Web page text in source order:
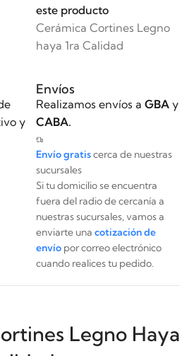
este producto
Cerámica Cortines Legno
haya 1ra Calidad
y
Envíos
Realizamos envíos a GBAy
CABA.
Envío gratiscerca de nuestras
sucursales
Si tu domicilio se encuentra
fuera del radio de cercanía a
nuestras sucursales, vamos a
enviarte una cotización de
envíopor correo electrónico
cuando realices tu pedido.
Legno Haya